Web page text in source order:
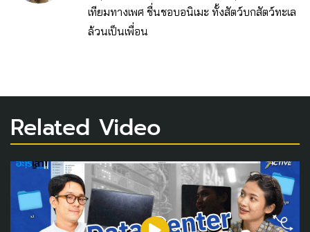
เทียมทางเพศ ชื่นชอบอนิเมะ ทั้งสัตว์บกสัตว์ทะเล
ล้วนเป็นเพื่อน
Related Video